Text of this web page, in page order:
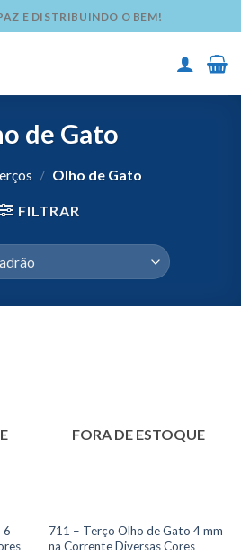
E DISTRIBUINDO O BEM!
de Gato
/ Olho de Gato
FILTRAR
6
FORA DE ESTOQUE
711 – Terço Olho de Gato 4 mm
na Corrente Diversas Cores